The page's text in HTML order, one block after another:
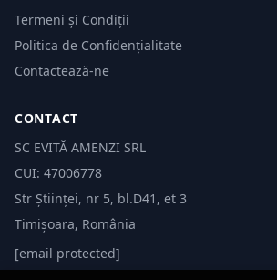
Termeni și Condiții
Politica de Confidențialitate
Contactează-ne
CONTACT
SC EVITĂ AMENZI SRL
CUI: 47006778
Str Științei, nr 5, bl.D41, et 3
Timișoara, România
[email protected]